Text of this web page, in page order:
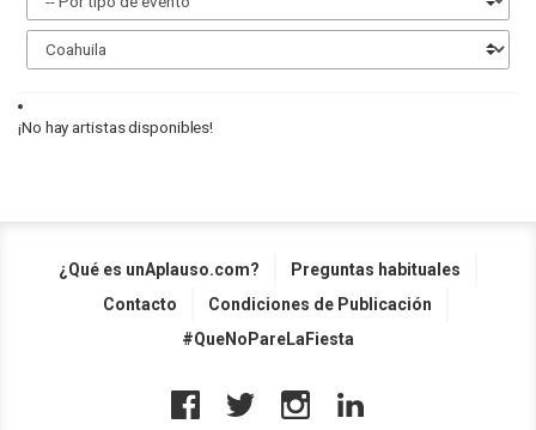
¡No hay artistas disponibles!
¿Qué es unAplauso.com?
Preguntas habituales
Contacto
Condiciones de Publicación
#QueNoPareLaFiesta